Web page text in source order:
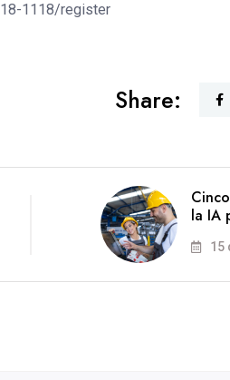
1118/register
Share:
la IA
15